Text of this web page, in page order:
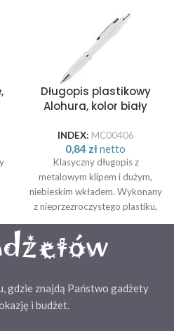
Długopis plastikowy
Alohura, kolor biały
INDEX: MC00406
0,84 złnetto
Klasyczny długopis z
metalowym klipem i dużym,
niebieskim wkładem. Wykonany
z nieprzezroczystego plastiku,
kolorach. Rozmiar: 14,5 x ø 1,3
gdzie znajdą Państwo gadżety
i budżet.